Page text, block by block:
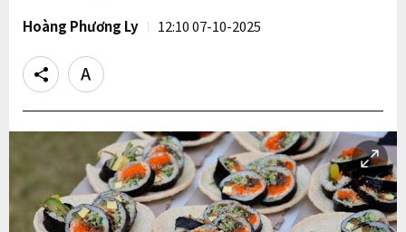
Hoàng Phương Ly 12:10 07-10-2025
Share
Text
size